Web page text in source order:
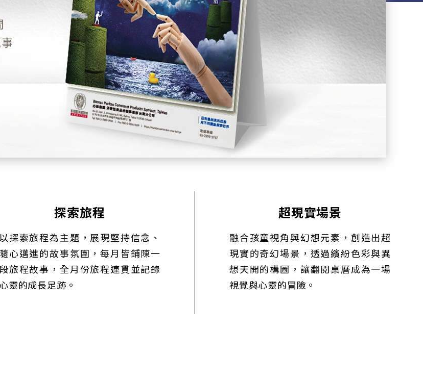
探索旅程
探索旅程為主題，展現堅持信念、
隨心邁進的故事氛圍，每月皆鋪陳一
段旅程故事，全月份旅程連貫並記錄
心靈的成長足跡。
超現實場景
融合孩童視角與幻想元素，創造出超
現實的奇幻場景，透過繽紛色彩與異
想天開的構圖，讓翻閱桌曆成為一場
視覺與心靈的冒險。